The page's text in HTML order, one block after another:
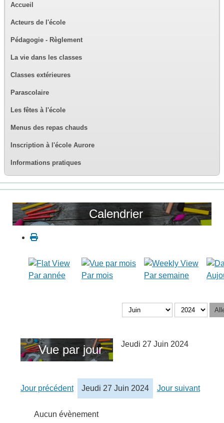
Accueil
Acteurs de l'école
Pédagogie - Règlement
La vie dans les classes
Classes extérieures
Parascolaire
Les fêtes à l'école
Menus des repas chauds
Inscription à l'école Aurore
Informations pratiques
Calendrier
Par année Par mois Par semaine
Vue par jour Jeudi 27 Juin 2024
Jour précédent Jeudi 27 Juin 2024 Jour suivant
Aucun évènement